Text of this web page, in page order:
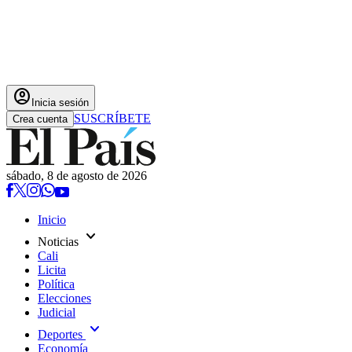
account_circle Inicia sesión
Crea cuenta SUSCRÍBETE
sábado, 8 de agosto de 2026
Inicio
Noticias expand_more
Cali
Licita
Política
Elecciones
Judicial
Deportes expand_more
Economía